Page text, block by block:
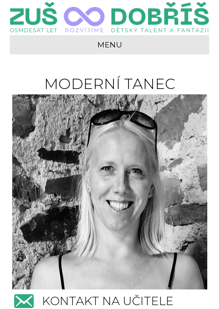
MENU
MODERNÍ TANEC
KONTAKT NA UČITELE